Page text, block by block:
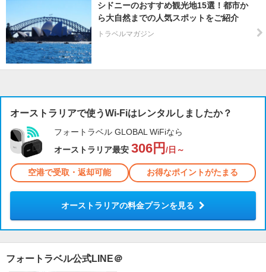
シドニーのおすすめ観光地15選！都市か
ら大自然までの人気スポットをご紹介
トラベルマガジン
オーストラリアで使うWi-Fiはレンタルしましたか？
フォートラベル GLOBAL WiFiなら
オーストラリア最安 306円 /日～
空港で受取・返却可能 お得なポイントがたまる
オーストラリアの料金プランを見る
フォートラベル公式LINE＠